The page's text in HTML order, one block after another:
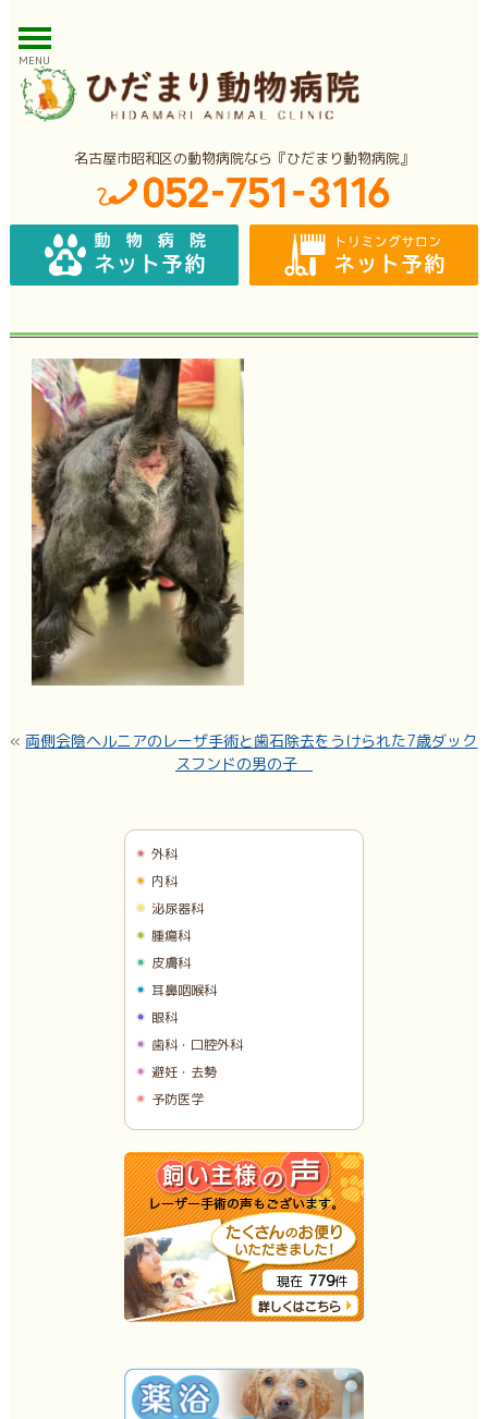
MENU
名古屋市昭和区の動物病院なら『ひだまり動物病院』
« 両側会陰ヘルニアのレーザ手術と歯石除去をうけられた7歳ダック
スフンドの男の子
外科
内科
泌尿器科
腫瘍科
皮膚科
耳鼻咽喉科
眼科
歯科・口腔外科
避妊・去勢
予防医学
現在 779件